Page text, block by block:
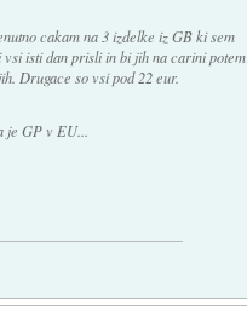
cakam na 3 izdelke iz GB ki sem
isti dan prisli in bi jih na carini potem
Drugace so vsi pod 22 eur.
GP v EU...